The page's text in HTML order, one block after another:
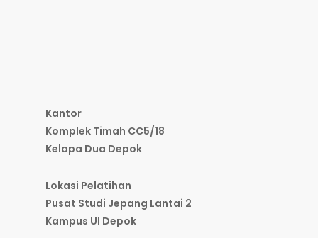
Kantor
Komplek Timah CC5/18
Kelapa Dua Depok
Lokasi Pelatihan
Pusat Studi Jepang Lantai 2
Kampus UI Depok